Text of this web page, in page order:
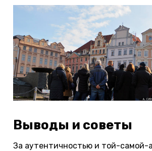
Выводы и советы
За аутентичностью и той-самой-